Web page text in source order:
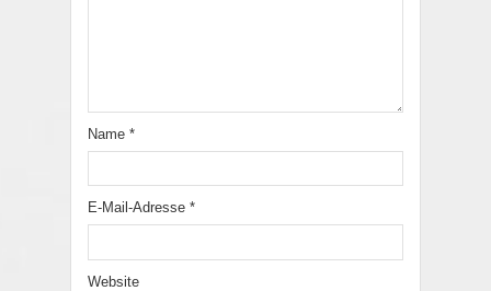
Name *
E-Mail-Adresse *
Website